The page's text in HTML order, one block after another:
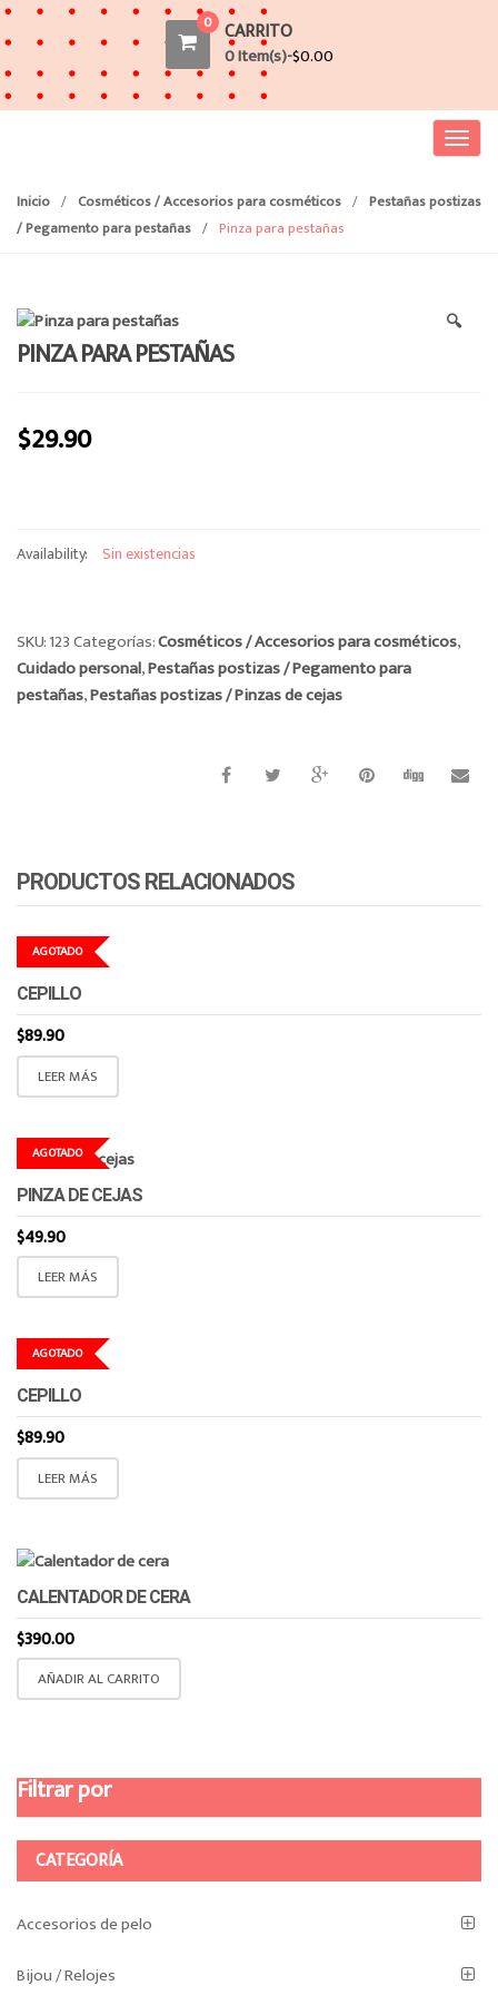
0 CARRITO
0 Item(s)-$0.00
T
g
a
Inicio / Cosméticos / Accesorios para cosméticos / Pestañas postizas
/ Pegamento para pestañas / Pinza para pestañas
🔍
PINZA PARA PESTAÑAS
$29.90
Availability: Sin existencias
SKU:123Categorías:Cosméticos / Accesorios para cosméticos,
Cuidado personal,Pestañas postizas / Pegamento para
pestañas,Pestañas postizas / Pinzas de cejas
PRODUCTOS RELACIONADOS
AGOTADO
CEPILLO
$89.90
LEER MÁS
AGOTADO
PINZA DE CEJAS
$49.90
LEER MÁS
AGOTADO
CEPILLO
$89.90
LEER MÁS
CALENTADOR DE CERA
$390.00
AÑADIR AL CARRITO
Filtrar por
CATEGORÍA
Accesorios de pelo
Bijou / Relojes